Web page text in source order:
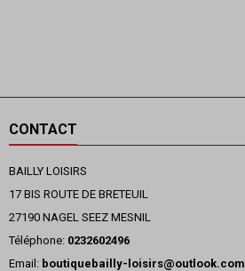
CONTACT
BAILLY LOISIRS
17 BIS ROUTE DE BRETEUIL
27190 NAGEL SEEZ MESNIL
Téléphone: 0232602496
Email: boutiquebailly-loisirs@outlook.com